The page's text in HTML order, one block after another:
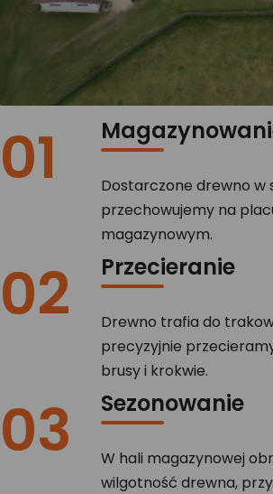
01
Dostarczone drewno w
przechowujemy na
magazynowym.
02 Przecieranie
Drewno trafia do
precyzyjnie
brusy i krokwie.
03 Sezonowanie
W hali magazynowej
wilgotność drewna,